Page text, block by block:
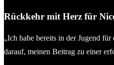
Rückkehr mit Herz für
„Ich habe bereits in der Jugend
darauf, meinen Beitrag zu einer